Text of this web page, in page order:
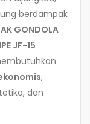
berdampak
GONDOLA
JF-15
,
dan